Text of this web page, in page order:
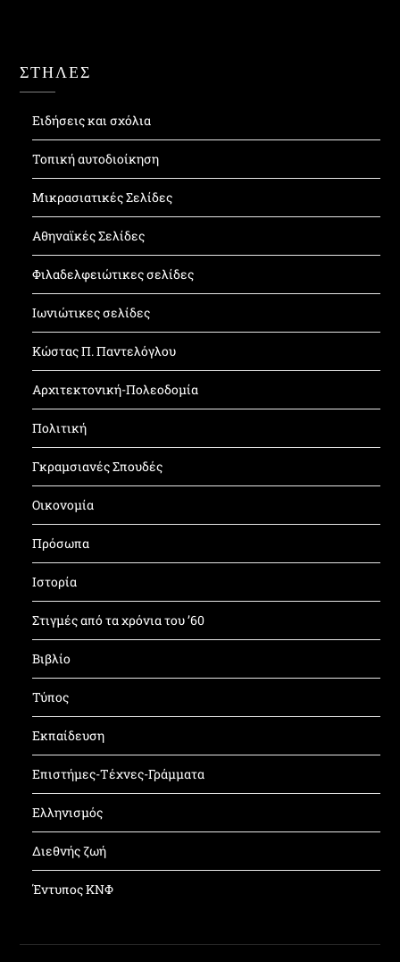
ΣΤΗΛΕΣ
Ειδήσεις και σχόλια
Τοπική αυτοδιοίκηση
Μικρασιατικές Σελίδες
Αθηναϊκές Σελίδες
Φιλαδελφειώτικες σελίδες
Ιωνιώτικες σελίδες
Κώστας Π. Παντελόγλου
Αρχιτεκτονική-Πολεοδομία
Πολιτική
Γκραμσιανές Σπουδές
Οικονομία
Πρόσωπα
Ιστορία
Στιγμές από τα χρόνια του ’60
Βιβλίο
Τύπος
Εκπαίδευση
Επιστήμες-Τέχνες-Γράμματα
Ελληνισμός
Διεθνής ζωή
Έντυπος ΚΝΦ